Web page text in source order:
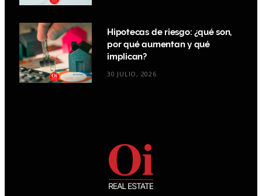
Hipotecas de riesgo: ¿qué son,
por qué aumentan y qué
implican?
30 JULIO, 2026